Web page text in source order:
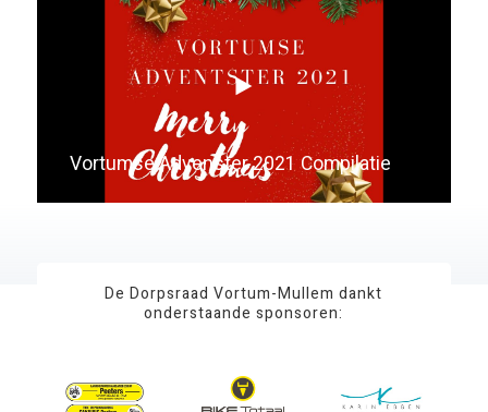
Vortumse Advenster 2021 Compilatie
De Dorpsraad Vortum-Mullem dankt
onderstaande sponsoren: